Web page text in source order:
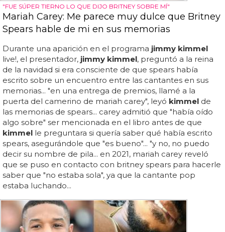
"FUE SÚPER TIERNO LO QUE DIJO BRITNEY SOBRE MÍ"
Mariah Carey: Me parece muy dulce que Britney
Spears hable de mi en sus memorias
Durante una aparición en el programa jimmy kimmel
live!, el presentador, jimmy kimmel, preguntó a la reina
de la navidad si era consciente de que spears había
escrito sobre un encuentro entre las cantantes en sus
memorias... "en una entrega de premios, llamé a la
puerta del camerino de mariah carey", leyó kimmel de
las memorias de spears... carey admitió que "había oído
algo sobre" ser mencionada en el libro antes de que
kimmel le preguntara si quería saber qué había escrito
spears, asegurándole que "es bueno"... "y no, no puedo
decir su nombre de pila... en 2021, mariah carey reveló
que se puso en contacto con britney spears para hacerle
saber que "no estaba sola", ya que la cantante pop
estaba luchando...